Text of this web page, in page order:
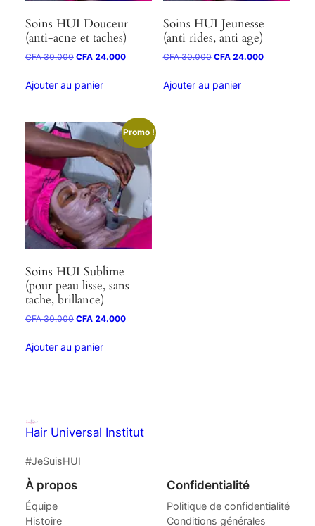
Soins HUI Douceur
(anti-acne et taches)
CFA30.000 CFA24.000
Ajouter au panier
Soins HUI Jeunesse
(anti rides, anti age)
CFA30.000 CFA24.000
Ajouter au panier
Promo !
Soins HUI Sublime
(pour peau lisse, sans
tache, brillance)
CFA30.000 CFA24.000
Ajouter au panier
Hair Universal Institut
#JeSuisHUI
À propos
Équipe
Histoire
Confidentialité
Politique de confidentialité
Conditions générales